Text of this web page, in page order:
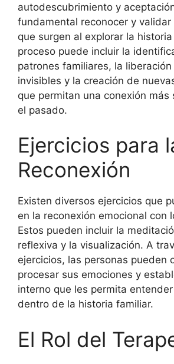
autodescubrimiento y
fundamental reconocer y validar
que surgen al explorar la
proceso puede incluir la
patrones familiares, la
invisibles y la creación de
que permitan una conexión más
el pasado.
Ejercicios para
Reconexión
Existen diversos ejercicios que
en la reconexión emocional con
Estos pueden incluir la
reflexiva y la visualización. A
ejercicios, las personas pueden
procesar sus emociones y
interno que les permita
dentro de la historia familiar.
El Rol del